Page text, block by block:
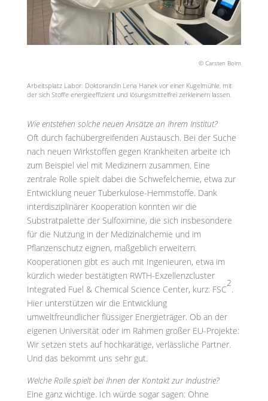
© Carsten Bolm
Arbeitsplatz Labor: Doktorandin Lena Hanek vor einer Kugelmühle, mit
der sich Stoffe energieeffizient und lösungsmittelfrei zerkleinern lassen.
Wie entstehen solche neuen Ansätze an Ihrem Institut?
Oft durch fachübergreifenden Austausch. Bei der Suche
nach neuen Wirkstoffen gegen Krankheiten arbeite ich
zum Beispiel viel mit Medizinern zusammen. Eine
zentrale Rolle spielt dabei die Schwefelchemie, etwa zur
Entwicklung neuer Tuberkulose-Hemmstoffe. Dank
interdisziplinärer Kooperation konnten wir die
Substratpalette der Sulfoximine, die sich insbesondere
für die Nutzung in der Medizinalchemie und im
Pflanzenschutz eignen, maßgeblich erweitern.
Kooperationen gibt es auch mit Ingenieuren, etwa im
kürzlich wieder bestätigten RWTH-Exzellenzcluster
Integrated Fuel & Chemical Science Center, kurz: FSC
2
.
Hier unterstützen wir die Entwicklung
umweltfreundlicher flüssiger Energieträger. Ob an der
eigenen Universität oder im Rahmen großer EU-Projekte:
Wir setzen stets auf hochkarätige, verlässliche Partner.
Und das bekommt uns sehr gut.
Welche Rolle spielt bei Ihnen der Kontakt zur Industrie?
Eine ganz wichtige. Ich würde sogar sagen: Ohne